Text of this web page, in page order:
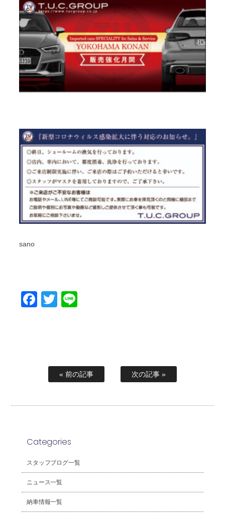
sano
Facebook
Twitter
« 前の記事 次の記事 »
Categories
スタッフブログ一覧
ニュース一覧
納車情報一覧